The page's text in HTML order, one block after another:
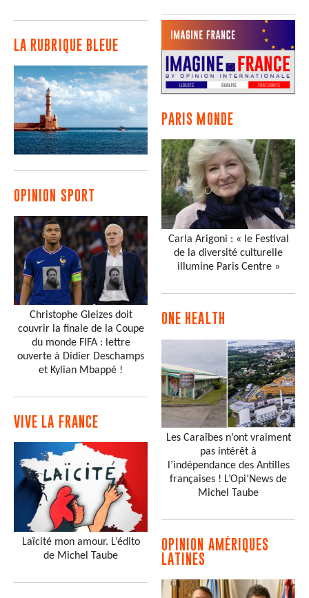
LA RUBRIQUE BLEUE
OPINION SPORT
Christophe Gleizes doit
couvrir la finale de la Coupe
du monde FIFA : lettre
ouverte à Didier Deschamps
et Kylian Mbappé !
VIVE LA FRANCE
Laïcité mon amour. L’édito
de Michel Taube
PARIS MONDE
Carla Arigoni : « le Festival
de la diversité culturelle
illumine Paris Centre »
ONE HEALTH
Les Caraïbes n’ont vraiment
pas intérêt à
l’indépendance des Antilles
françaises ! L’Opi’News de
Michel Taube
OPINION AMÉRIQUES
LATINES